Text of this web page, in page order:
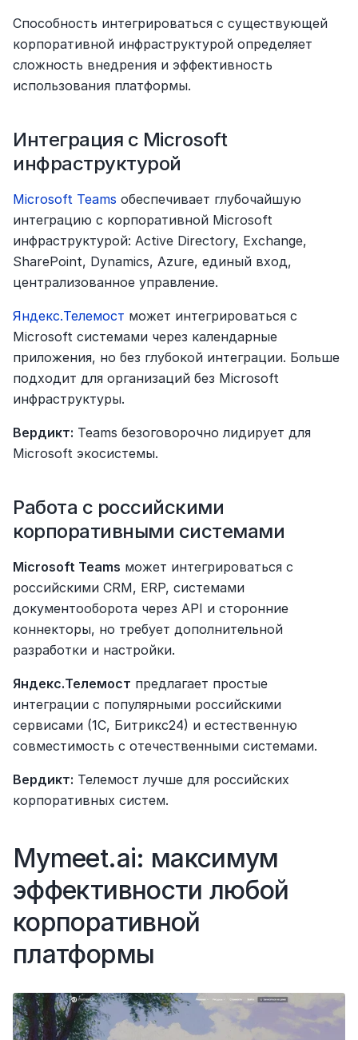
Способность интегрироваться с существующей
корпоративной инфраструктурой определяет
сложность внедрения и эффективность
использования платформы.
Интеграция с Microsoft
инфраструктурой
Microsoft Teams обеспечивает глубочайшую
интеграцию с корпоративной Microsoft
инфраструктурой: Active Directory, Exchange,
SharePoint, Dynamics, Azure, единый вход,
централизованное управление.
Яндекс.Телемост может интегрироваться с
Microsoft системами через календарные
приложения, но без глубокой интеграции. Больше
подходит для организаций без Microsoft
инфраструктуры.
Вердикт: Teams безоговорочно лидирует для
Microsoft экосистемы.
Работа с российскими
корпоративными системами
Microsoft Teams может интегрироваться с
российскими CRM, ERP, системами
документооборота через API и сторонние
коннекторы, но требует дополнительной
разработки и настройки.
Яндекс.Телемост предлагает простые
интеграции с популярными российскими
сервисами (1С, Битрикс24) и естественную
совместимость с отечественными системами.
Вердикт: Телемост лучше для российских
корпоративных систем.
Mymeet.ai: максимум
эффективности любой
корпоративной
платформы